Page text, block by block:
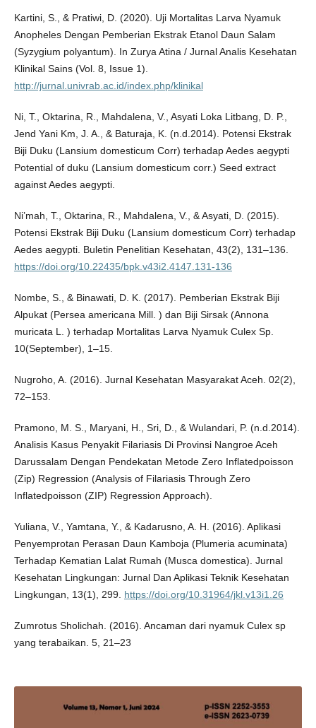
Kartini, S., & Pratiwi, D. (2020). Uji Mortalitas Larva Nyamuk
Anopheles Dengan Pemberian Ekstrak Etanol Daun Salam
(Syzygium polyantum). In Zurya Atina / Jurnal Analis Kesehatan
Klinikal Sains (Vol. 8, Issue 1).
http://jurnal.univrab.ac.id/index.php/klinikal
Ni, T., Oktarina, R., Mahdalena, V., Asyati Loka Litbang, D. P.,
Jend Yani Km, J. A., & Baturaja, K. (n.d.2014). Potensi Ekstrak
Biji Duku (Lansium domesticum Corr) terhadap Aedes aegypti
Potential of duku (Lansium domesticum corr.) Seed extract
against Aedes aegypti.
Ni’mah, T., Oktarina, R., Mahdalena, V., & Asyati, D. (2015).
Potensi Ekstrak Biji Duku (Lansium domesticum Corr) terhadap
Aedes aegypti. Buletin Penelitian Kesehatan, 43(2), 131–136.
https://doi.org/10.22435/bpk.v43i2.4147.131-136
Nombe, S., & Binawati, D. K. (2017). Pemberian Ekstrak Biji
Alpukat (Persea americana Mill. ) dan Biji Sirsak (Annona
muricata L. ) terhadap Mortalitas Larva Nyamuk Culex Sp.
10(September), 1–15.
Nugroho, A. (2016). Jurnal Kesehatan Masyarakat Aceh. 02(2),
72–153.
Pramono, M. S., Maryani, H., Sri, D., & Wulandari, P. (n.d.2014).
Analisis Kasus Penyakit Filariasis Di Provinsi Nangroe Aceh
Darussalam Dengan Pendekatan Metode Zero Inflatedpoisson
(Zip) Regression (Analysis of Filariasis Through Zero
Inflatedpoisson (ZIP) Regression Approach).
Yuliana, V., Yamtana, Y., & Kadarusno, A. H. (2016). Aplikasi
Penyemprotan Perasan Daun Kamboja (Plumeria acuminata)
Terhadap Kematian Lalat Rumah (Musca domestica). Jurnal
Kesehatan Lingkungan: Jurnal Dan Aplikasi Teknik Kesehatan
Lingkungan, 13(1), 299. https://doi.org/10.31964/jkl.v13i1.26
Zumrotus Sholichah. (2016). Ancaman dari nyamuk Culex sp
yang terabaikan. 5, 21–23